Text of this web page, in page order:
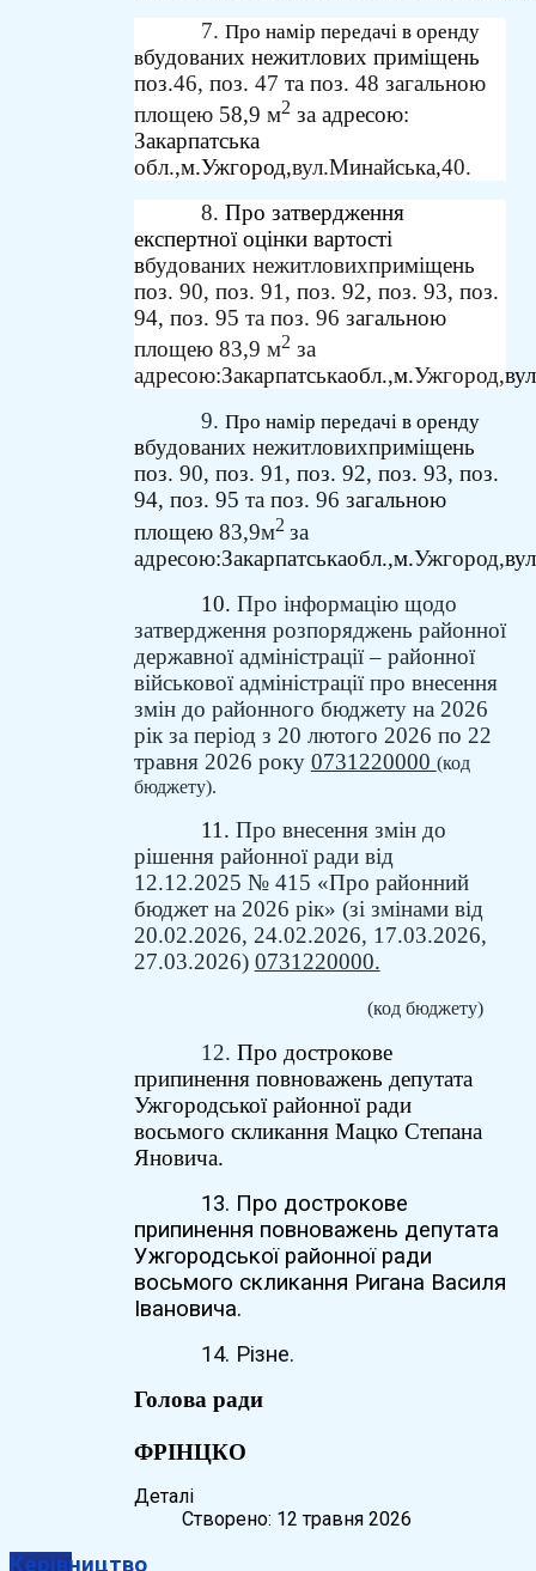
7.Про намір передачі в оренду
вбудованих нежитлових приміщень
поз.46, поз. 47 та поз. 48 загальною
площею 58,9 м2 за адресою:
Закарпатська
обл.,м.Ужгород,вул.Минайська,40.
8.Про затвердження
експертної оцінки вартості
вбудованих нежитловихприміщень
поз. 90, поз. 91, поз. 92, поз. 93, поз.
94, поз. 95 та поз. 96 загальною
площею 83,9 м2 за
адресою:Закарпатськаобл.,м.Ужгород,
9.Про намір передачі в оренду
вбудованих нежитловихприміщень
поз. 90, поз. 91, поз. 92, поз. 93, поз.
94, поз. 95 та поз. 96 загальною
площею 83,9м2 за
адресою:Закарпатськаобл.,м.Ужгород,
10.Про інформацію щодо
затвердження розпоряджень районної
державної адміністрації – районної
військової адміністрації про внесення
змін до районного бюджету на 2026
рік за період з 20 лютого 2026 по 22
травня 2026 року 0731220000 (код
бюджету).
11.Про внесення змін до
рішення районної ради від
12.12.2025 № 415 «Про районний
бюджет на 2026 рік» (зі змінами від
20.02.2026, 24.02.2026, 17.03.2026,
27.03.2026) 0731220000.
(код бюджету)
12.Про дострокове
припинення повноважень депутата
Ужгородської районної ради
восьмого скликання Мацко Степана
Яновича.
13. Про дострокове
припинення повноважень депутата
Ужгородської районної ради
восьмого скликання Ригана Василя
Івановича.
14. Різне.
Голова ради
ФРІНЦКО
Деталі
Створено: 12 травня 2026
Керівництво